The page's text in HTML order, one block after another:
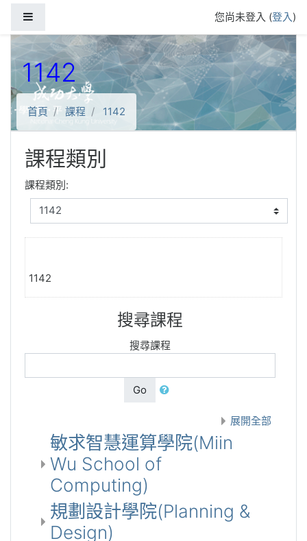
您尚未登入 (登入)
1142
首頁 課程 1142
課程類別
課程類別:
1142
搜尋課程
搜尋課程
Go
展開全部
敏求智慧運算學院(Miin
Wu School of
Computing)
規劃設計學院(Planning &
Design)